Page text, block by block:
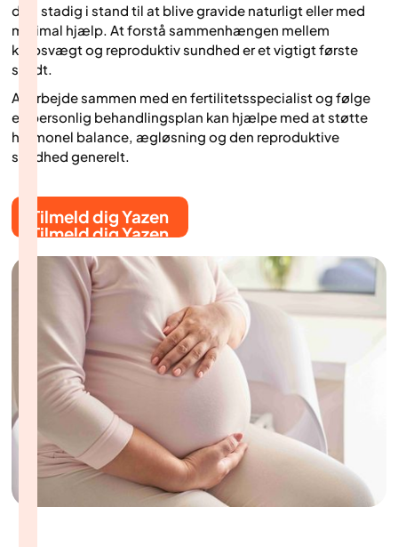
dog stadig i stand til at blive gravide naturligt eller med
minimal hjælp. At forstå sammenhængen mellem
kropsvægt og reproduktiv sundhed er et vigtigt første
skridt.
At arbejde sammen med en fertilitetsspecialist og følge
en personlig behandlingsplan kan hjælpe med at støtte
hormonel balance, ægløsning og den reproduktive
sundhed generelt.
Tilmeld dig Yazen
Tilmeld dig Yazen